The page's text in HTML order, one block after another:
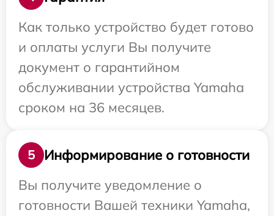
Как только устройство будет готово
и оплаты услуги Вы получите
документ о гарантийном
обслуживании устройства Yamaha
сроком на 36 месяцев.
5
Информирование о готовности
Вы получите уведомление о
готовности Вашей техники Yamaha,